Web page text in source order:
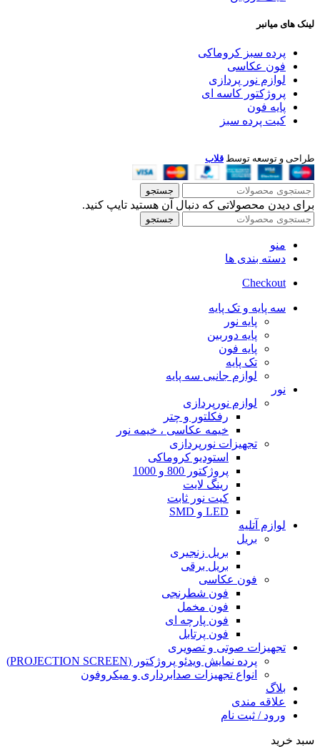
لینک های میانبر
پرده سبز کروماکی
فون عکاسی
لوازم نور پردازی
پروژکتور کاسه ای
پایه فون
کیت پرده سبز
طراحی و توسعه توسط قلاب
جستجو
برای دیدن محصولاتی که دنبال آن هستید تایپ کنید.
جستجو
منو
دسته بندی ها
Checkout
سه پایه و تک پایه
پایه نور
پایه دوربین
پایه فون
تک پایه
لوازم جانبی سه پایه
نور
لوازم نورپردازی
رفکلتور و چتر
خیمه عکاسی ، خیمه نور
تجهیزات نورپردازی
استودیو کروماکی
پروژکتور 800 و 1000
رینگ لایت
کیت نور ثابت
LED و SMD
لوازم آتلیه
بریل
بریل زنجیری
بریل برقی
فون عکاسی
فون شطرنجی
فون مخمل
فون پارچه ای
فون پرتابل
تجهیزات صوتی و تصویری
پرده نمایش ویدئو پروژکتور (PROJECTION SCREEN)
انواع تجهیزات صدابرداری و میکروفون
بلاگ
علاقه مندی
ورود / ثبت نام
سبد خرید